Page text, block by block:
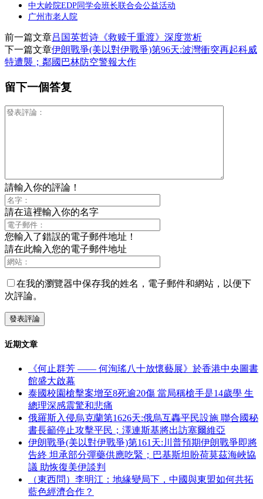
中大岭院EDP同学会班长联合会公益活动
广州市老人院
前一篇文章吕国英哲诗《救赎千重渡》深度赏析
下一篇文章伊朗戰爭(美以對伊戰爭)第96天:波灣衝突再起科威
特遭襲；鄰國巴林防空警報大作
留下一個答复
請輸入你的評論！
請在這裡輸入你的名字
您輸入了錯誤的電子郵件地址！
請在此輸入您的電子郵件地址
在我的瀏覽器中保存我的姓名，電子郵件和網站，以便下
次評論。
近期文章
《何止群芳 —— 何洵瑤八十放懷藝展》於香港中央圖書
館盛大啟幕
泰國校園槍擊案增至8死逾20傷 當局稱槍手是14歲學 生
總理深感震驚和悲痛
俄羅斯入侵烏克蘭第1626天:俄烏互轟平民設施 聯合國秘
書長籲停止攻擊平民；澤連斯基將出訪塞爾維亞
伊朗戰爭(美以對伊戰爭)第161天:川普預期伊朗戰爭即將
告終 坦承部分彈藥供應吃緊；巴基斯坦盼荷莫茲海峽協
議 助恢復美伊談判
（東西問）李明江：地緣變局下，中國與東盟如何共拓
藍色經濟合作？